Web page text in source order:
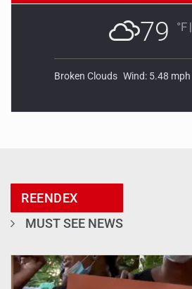
79 °F |
Broken Clouds Wind: 5.48 mph
REENDEX
MUST SEE NEWS